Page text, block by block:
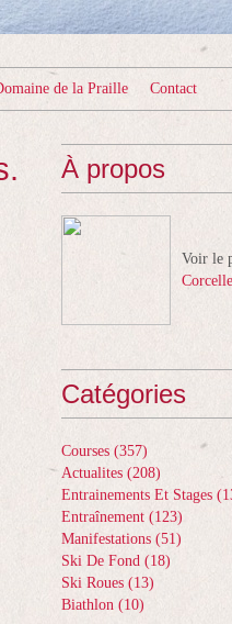
de la Praille Contact
À propos
Voir le
Catégories
Courses (357)
Actualites (208)
Entrainements Et Stages
Entraînement (123)
Manifestations (51)
Ski De Fond (18)
Ski Roues (13)
Biathlon (10)